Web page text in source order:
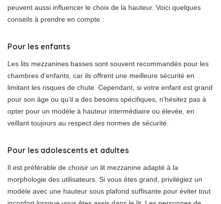
peuvent aussi influencer le choix de la hauteur. Voici quelques
conseils à prendre en compte :
Pour les enfants
Les lits mezzanines basses sont souvent recommandés pour les
chambres d’enfants, car ils offrent une meilleure sécurité en
limitant les risques de chute. Cependant, si votre enfant est grand
pour son âge ou qu’il a des besoins spécifiques, n’hésitez pas à
opter pour un modèle à hauteur intermédiaire ou élevée, en
veillant toujours au respect des normes de sécurité.
Pour les adolescents et adultes
Il est préférable de choisir un lit mezzanine adapté à la
morphologie des utilisateurs. Si vous êtes grand, privilégiez un
modèle avec une hauteur sous plafond suffisante pour éviter tout